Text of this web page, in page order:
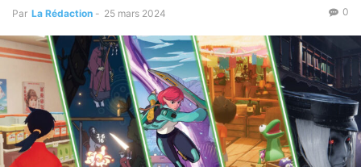
Par La Rédaction - 25 mars 2024 0